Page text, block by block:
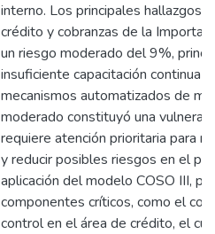
interno. Los principales hallazgos
crédito y cobranzas de la
un riesgo moderado del 9%,
insuficiente capacitación continua
mecanismos automatizados de
moderado constituyó una
requiere atención prioritaria para
y reducir posibles riesgos en el
aplicación del modelo COSO III,
componentes críticos, como el
control en el área de crédito, el